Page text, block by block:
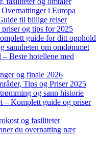
i Europa
til billige reiser
og tips for 2025
guide for ditt opphold
sannheten om omdømmet
Beste hotellene med
og finale 2026
Tips og Priser 2025
og sann historie
– Komplett guide og priser
og fasiliteter
du overnatting nær